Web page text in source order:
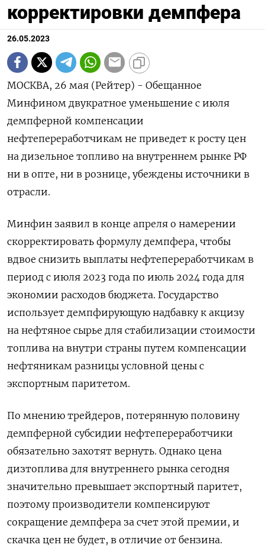
корректировки демпфера
26.05.2023
МОСКВА, 26 мая (Рейтер) - Обещанное
Минфином двукратное уменьшение с июля
демпферной компенсации
нефтепереработчикам не приведет к росту цен
на дизельное топливо на внутреннем рынке РФ
ни в опте, ни в рознице, убеждены источники в
отрасли.
Минфин заявил в конце апреля о намерении
скорректировать формулу демпфера, чтобы
вдвое снизить выплаты нефтепереработчикам в
период с июля 2023 года по июль 2024 года для
экономии расходов бюджета. Государство
использует демпфирующую надбавку к акцизу
на нефтяное сырье для стабилизации стоимости
топлива на внутри страны путем компенсации
нефтяникам разницы условной цены с
экспортным паритетом.
По мнению трейдеров, потерянную половину
демпферной субсидии нефтепереработчики
обязательно захотят вернуть. Однако цена
дизтоплива для внутреннего рынка сегодня
значительно превышает экспортный паритет,
поэтому производители компенсируют
сокращение демпфера за счет этой премии, и
скачка цен не будет, в отличие от бензина.